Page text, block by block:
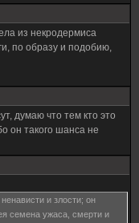
из некродермиса
по образу и подобию,
думаю что тем кто это
он такого шанса не
и злости; он
семена ужаса, смерти и